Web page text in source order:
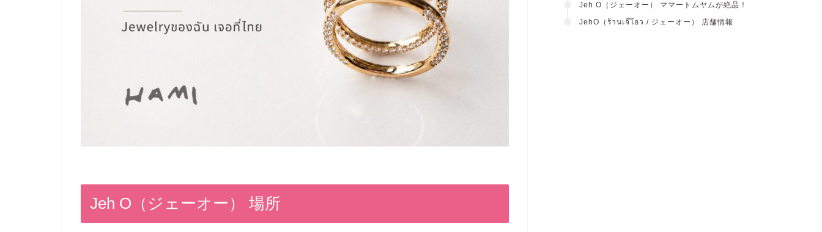
Jeh O（ジェーオー） 場所
Jeh O（ジェーオー） ママートムヤムが絶品！
JehO（ร้านเจ๊โอว / ジェーオー） 店舗情報